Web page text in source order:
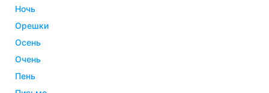
ночь
орешки
осень
очень
пень